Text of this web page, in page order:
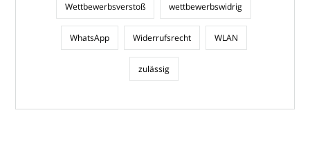
Wettbewerbsverstoß wettbewerbswidrig
WhatsApp Widerrufsrecht WLAN
zulässig